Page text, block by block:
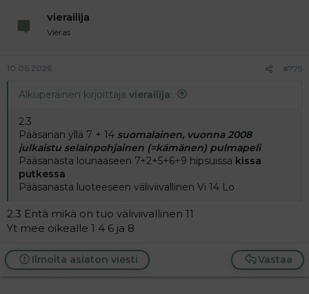
vierailija
Vieras
10.06.2026 #775
Alkuperäinen kirjoittaja vierailija:
2.3
Pääsanan yllä 7 + 14 suomalainen, vuonna 2008
julkaistu selainpohjainen (=kämänen) pulmapeli
Pääsanasta lounaaseen 7+2+5+6+9 hipsuissa kissa
putkessa
Pääsanasta luoteeseen väliviivallinen Vi 14 Lo
2.3 Entä mikä on tuo väliviivallinen 11
Yt mee oikealle 1 4 6 ja 8
Vastaa
Ilmoita asiaton viesti